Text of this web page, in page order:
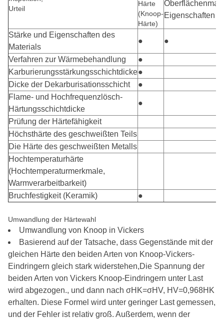
Urteil
Härte
(Knoop-
Härte)
Eigenschaften
Stärke und Eigenschaften des
Materials
● ●
Verfahren zur Wärmebehandlung
●
Karburierungsstärkungsschichtdicke●
Dicke der Dekarburisationsschicht
●
Flame- und Hochfrequenzlösch-
Härtungsschichtdicke
●
Prüfung der Härtefähigkeit
Höchsthärte des geschweißten Teils
Die Härte des geschweißten Metalls
Hochtemperaturhärte
(Hochtemperaturmerkmale,
Warmverarbeitbarkeit)
Bruchfestigkeit (Keramik)
●
Umwandlung der Härtewahl
Umwandlung von Knoop in Vickers
Basierend auf der Tatsache, dass Gegenstände mit der
gleichen Härte den beiden Arten von Knoop-Vickers-
Eindringern gleich stark widerstehen,Die Spannung der
beiden Arten von Vickers Knoop-Eindringern unter Last
wird abgezogen., und dann nach σHK=σHV, HV=0,968HK
erhalten. Diese Formel wird unter geringer Last gemessen,
und der Fehler ist relativ groß. Außerdem, wenn der